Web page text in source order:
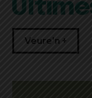
Veure'n +